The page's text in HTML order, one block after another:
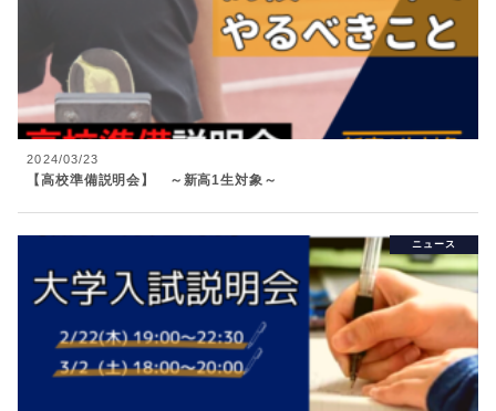
2024/03/23
【高校準備説明会】 ～新高1生対象～
ニュース